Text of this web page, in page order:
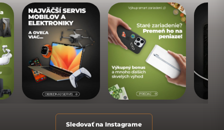
Sledovať na Instagrame